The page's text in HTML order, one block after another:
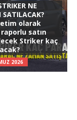
NE
SATILACAK?
olarak
satın
Striker kaç
2026